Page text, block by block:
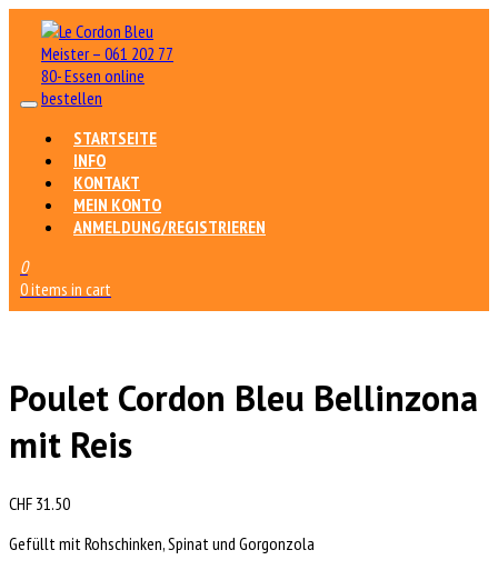
STARTSEITE
INFO
KONTAKT
MEIN KONTO
ANMELDUNG/REGISTRIEREN
0
0 items in cart
Poulet Cordon Bleu Bellinzona
mit Reis
CHF 31.50
Gefüllt mit Rohschinken, Spinat und Gorgonzola